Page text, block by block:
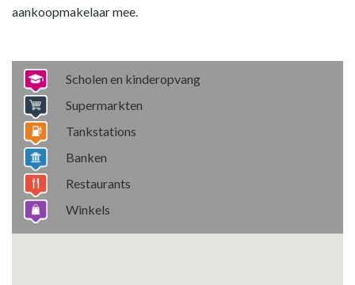
aankoopmakelaar mee.
Scholen en kinderopvang
Supermarkten
Tankstations
Banken
Restaurants
Winkels